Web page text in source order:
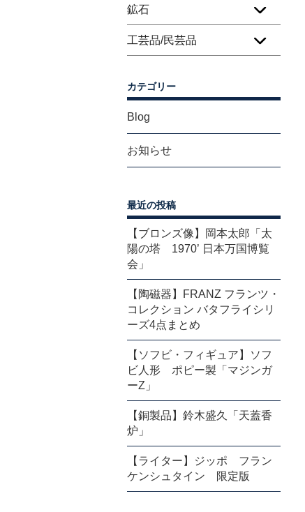
鉱石
工芸品/民芸品
カテゴリー
Blog
お知らせ
最近の投稿
【ブロンズ像】岡本太郎「太
陽の塔 1970’ 日本万国博覧
会」
【陶磁器】FRANZ フランツ・
コレクション バタフライシリ
ーズ4点まとめ
【ソフビ・フィギュア】ソフ
ビ人形 ポピー製「マジンガ
ーZ」
【銅製品】鈴木盛久「天蓋香
炉」
【ライター】ジッポ フラン
ケンシュタイン 限定版